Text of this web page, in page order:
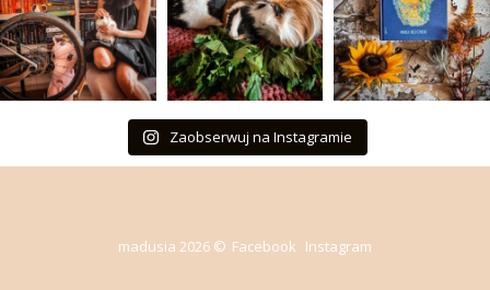
Zaobserwuj na Instagramie
madusia 2026 © Facebook Instagram